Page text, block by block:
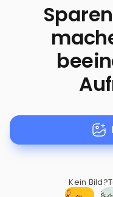
Kein Bild?